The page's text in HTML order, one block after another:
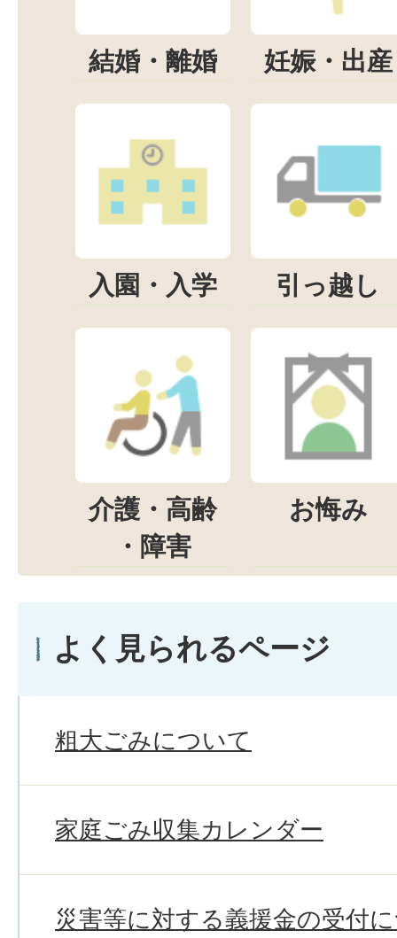
結婚・離婚 妊娠・出産
入園・入学 引っ越し
介護・高齢
・障害
お悔み
よく見られるページ
粗大ごみについて
家庭ごみ収集カレンダー
災害等に対する義援金の受付